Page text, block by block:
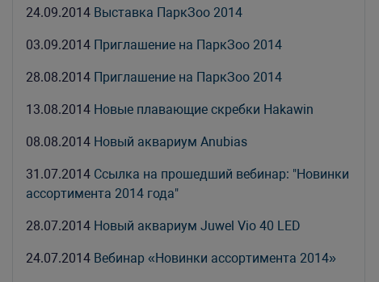
24.09.2014 Выставка ПаркЗоо 2014
03.09.2014 Приглашение на ПаркЗоо 2014
28.08.2014 Приглашение на ПаркЗоо 2014
13.08.2014 Новые плавающие скребки Hakawin
08.08.2014 Новый аквариум Anubias
31.07.2014 Ссылка на прошедший вебинар: "Новинки
ассортимента 2014 года"
28.07.2014 Новый аквариум Juwel Vio 40 LED
24.07.2014 Вебинар «Новинки ассортимента 2014»